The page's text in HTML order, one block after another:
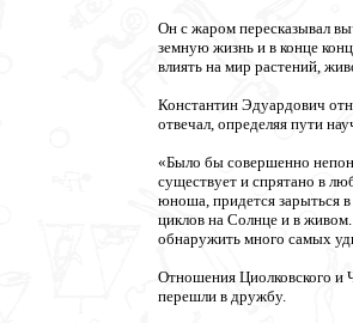
Он с жаром пересказывал
земную жизнь и в конце
влиять на мир растений,
Константин Эдуардович
отвечал, определяя пути
«Было бы совершенно
существует и спрятано в
юноша, придется зарыться
циклов на Солнце и в
обнаружить много самых
Отношения Циолковского и
перешли в дружбу.